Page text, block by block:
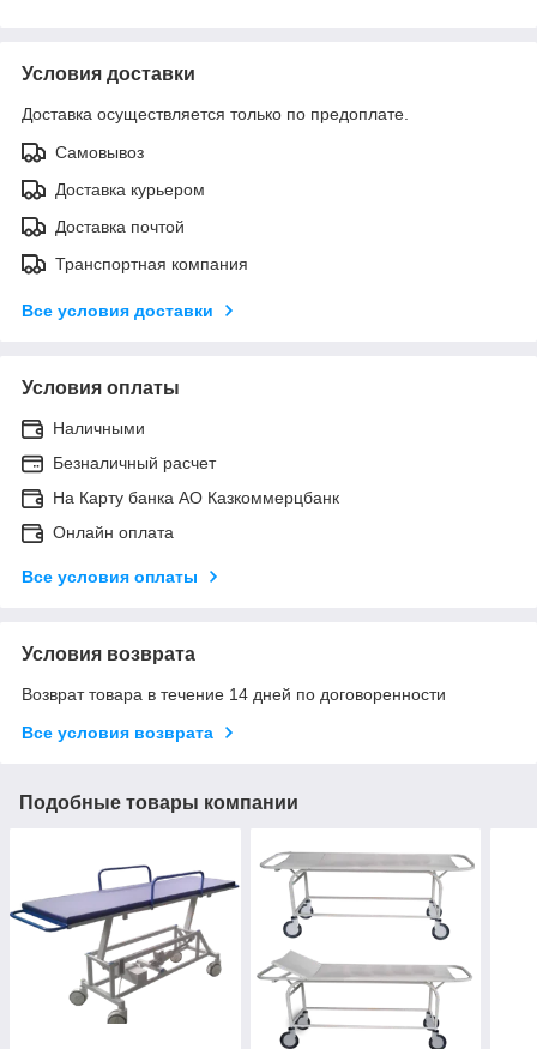
Условия доставки
Доставка осуществляется только по предоплате.
Самовывоз
Доставка курьером
Доставка почтой
Транспортная компания
Все условия доставки
Условия оплаты
Наличными
Безналичный расчет
На Карту банка АО Казкоммерцбанк
Онлайн оплата
Все условия оплаты
Условия возврата
Возврат товара в течение 14 дней по договоренности
Все условия возврата
Подобные товары компании